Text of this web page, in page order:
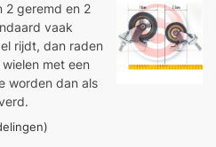
2 geremd en 2
vaak
rijdt, dan raden
met een
worden dan als